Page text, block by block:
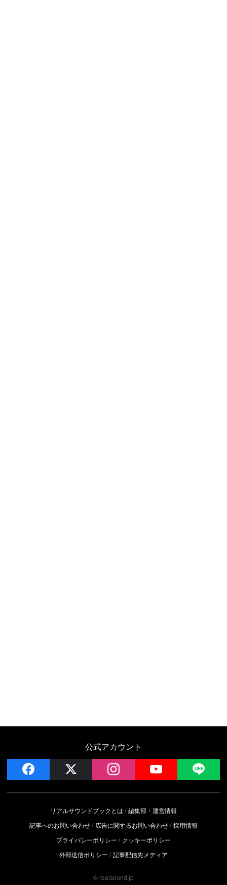
公式アカウント
facebook instagram YouTube
リアルサウンドブックとは
編集部・運営情報
記事へのお問い合わせ
広告に関するお問い合わせ 採用情報
プライバシーポリシー
クッキーポリシー
外部送信ポリシー
記事配信先メディア
© realsound.jp